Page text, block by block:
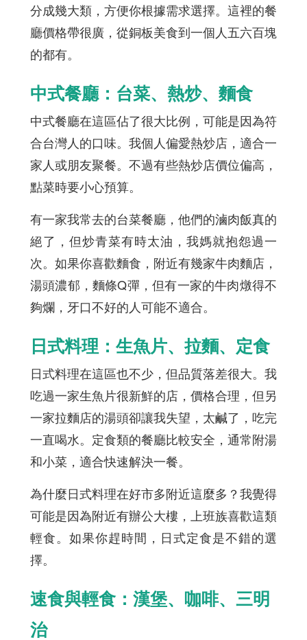
分成幾大類，方便你根據需求選擇。這裡的餐
廳價格帶很廣，從銅板美食到一個人五六百塊
的都有。
中式餐廳：台菜、熱炒、麵食
中式餐廳在這區佔了很大比例，可能是因為符
合台灣人的口味。我個人偏愛熱炒店，適合一
家人或朋友聚餐。不過有些熱炒店價位偏高，
點菜時要小心預算。
有一家我常去的台菜餐廳，他們的滷肉飯真的
絕了，但炒青菜有時太油，我媽就抱怨過一
次。如果你喜歡麵食，附近有幾家牛肉麵店，
湯頭濃郁，麵條Q彈，但有一家的牛肉燉得不
夠爛，牙口不好的人可能不適合。
日式料理：生魚片、拉麵、定食
日式料理在這區也不少，但品質落差很大。我
吃過一家生魚片很新鮮的店，價格合理，但另
一家拉麵店的湯頭卻讓我失望，太鹹了，吃完
一直喝水。定食類的餐廳比較安全，通常附湯
和小菜，適合快速解決一餐。
為什麼日式料理在好市多附近這麼多？我覺得
可能是因為附近有辦公大樓，上班族喜歡這類
輕食。如果你趕時間，日式定食是不錯的選
擇。
速食與輕食：漢堡、咖啡、三明
治